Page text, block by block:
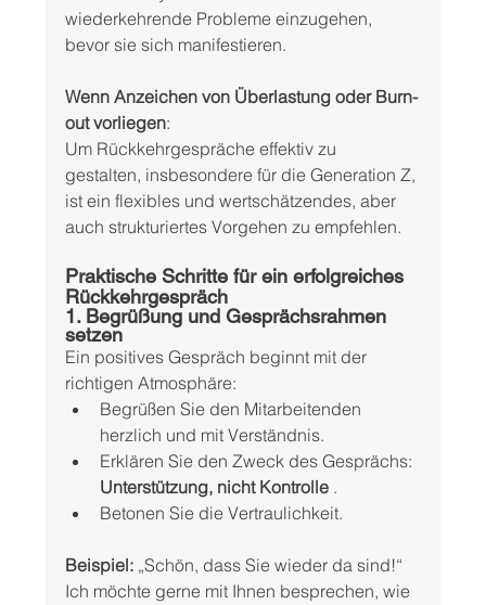
wiederkehrende Probleme einzugehen,
bevor sie sich manifestieren.
Wenn Anzeichen von Überlastung oder Burn-
out vorliegen:
Um Rückkehrgespräche effektiv zu
gestalten, insbesondere für die Generation Z,
ist ein flexibles und wertschätzendes, aber
auch strukturiertes Vorgehen zu empfehlen.
Praktische Schritte für ein erfolgreiches
Rückkehrgespräch
1. Begrüßung und Gesprächsrahmen
setzen
Ein positives Gespräch beginnt mit der
richtigen Atmosphäre:
Begrüßen Sie den Mitarbeitenden
herzlich und mit Verständnis.
Erklären Sie den Zweck des Gesprächs:
Unterstützung, nicht Kontrolle .
Betonen Sie die Vertraulichkeit.
Beispiel: „Schön, dass Sie wieder da sind!“
Ich möchte gerne mit Ihnen besprechen, wie